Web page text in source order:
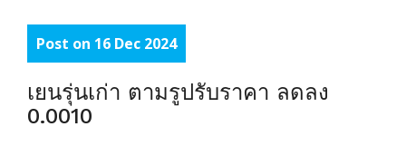
Post on 16 Dec 2024
เยนรุ่นเก่า ตามรูปรับราคา ลดลง
0.0010